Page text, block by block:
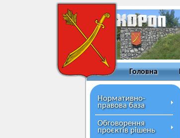
Головна
Нормативно-
правова база
Обговорення
проєктів рішень